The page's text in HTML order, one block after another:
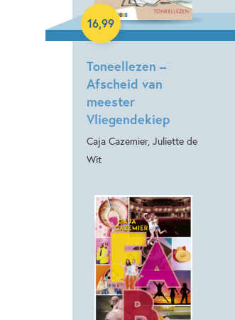
Toneellezen –
Afscheid van
meester
Vliegendekiep
Caja Cazemier, Juliette de
Wit
16,99
Hardcover
Paperback